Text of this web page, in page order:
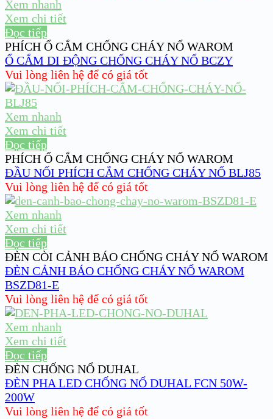
Xem nhanh
Xem chi tiết
Đọc tiếp
PHÍCH Ổ CẮM CHỐNG CHÁY NỔ WAROM
Ổ CẮM DI ĐỘNG CHỐNG CHÁY NỔ BCZY
Vui lòng liên hệ để có giá tốt
Xem nhanh
Xem chi tiết
Đọc tiếp
PHÍCH Ổ CẮM CHỐNG CHÁY NỔ WAROM
ĐẦU NỐI PHÍCH CẮM CHỐNG CHÁY NỔ BLJ85
Vui lòng liên hệ để có giá tốt
Xem nhanh
Xem chi tiết
Đọc tiếp
ĐÈN CÒI CẢNH BÁO CHỐNG CHÁY NỔ WAROM
ĐÈN CẢNH BÁO CHỐNG CHÁY NỔ WAROM
BSZD81-E
Vui lòng liên hệ để có giá tốt
Xem nhanh
Xem chi tiết
Đọc tiếp
ĐÈN CHỐNG NỔ DUHAL
ĐÈN PHA LED CHỐNG NỔ DUHAL FCN 50W-
200W
Vui lòng liên hệ để có giá tốt